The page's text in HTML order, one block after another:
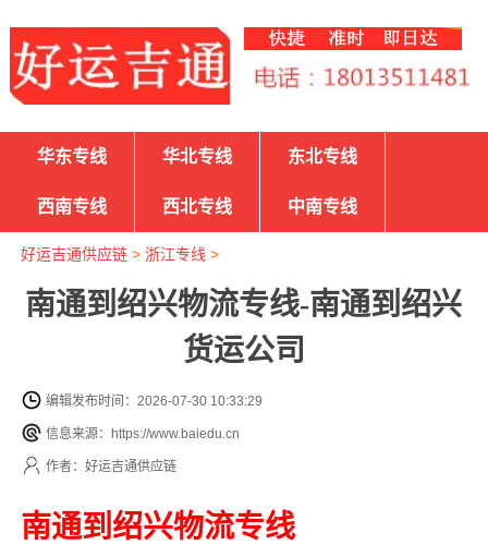
华东专线 华北专线 东北专线
西南专线 西北专线 中南专线
好运吉通供应链> 浙江专线 >
南通到绍兴物流专线-南通到绍兴
货运公司
编辑发布时间：2026-07-30 10:33:29
信息来源：https://www.baiedu.cn
作者：好运吉通供应链
南通到绍兴物流专线